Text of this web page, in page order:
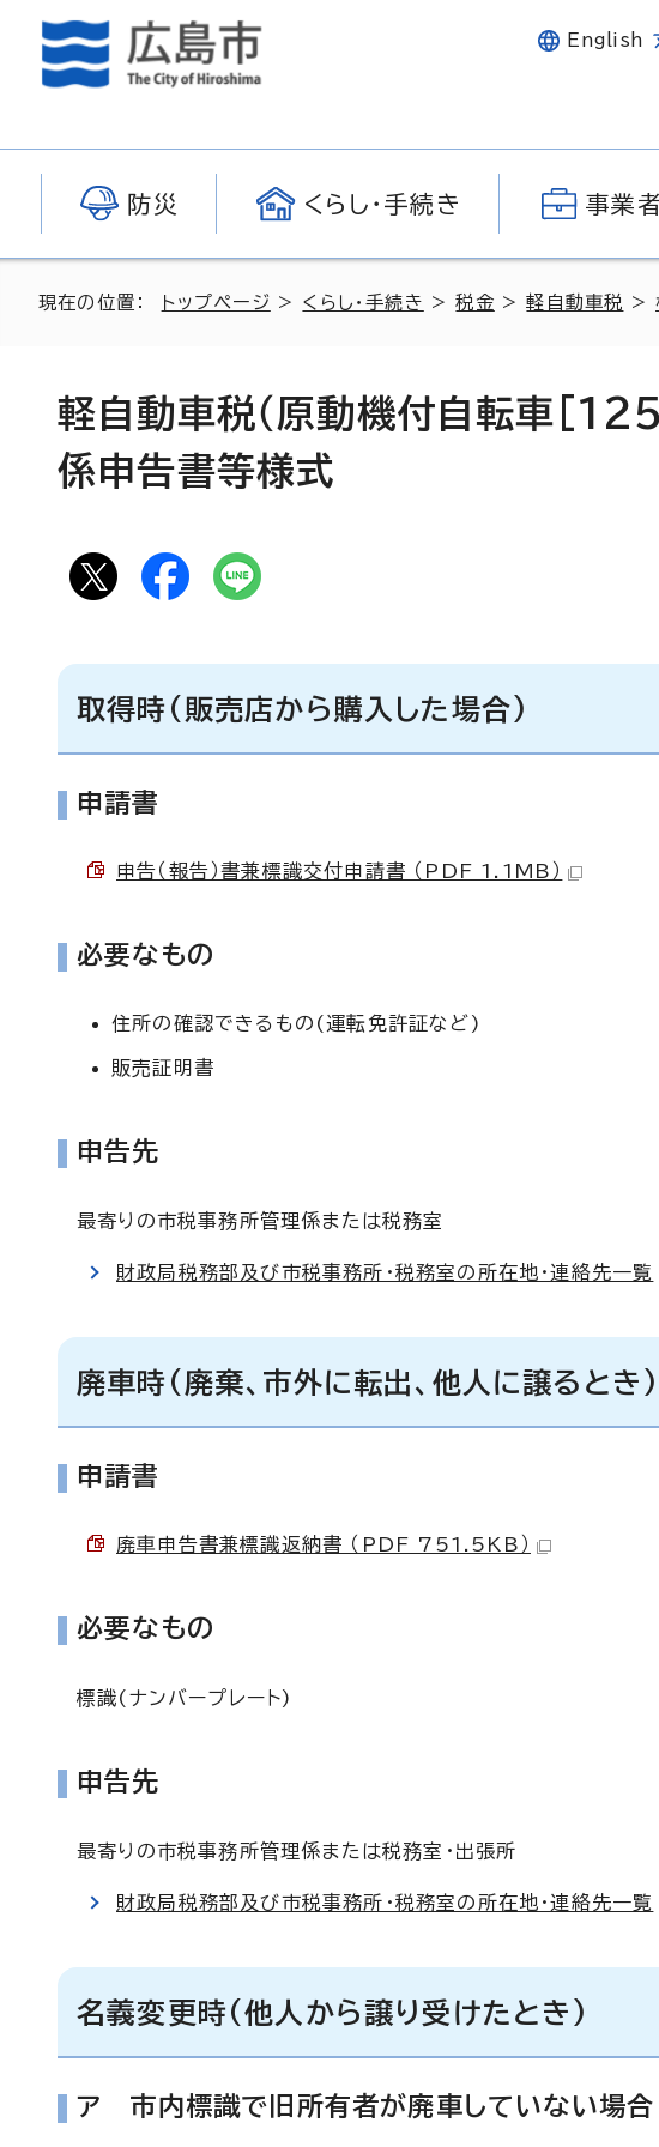
English
防災 くらし・手続き 事業
現在の位置： トップページ > くらし・手続き >税金 >軽自動車税 >
軽自動車税（原動機付自転車
係申告書等様式
取得時(販売店から購入した場合)
申請書
申告（報告）書兼標識交付申請書 （PDF 1.1MB）
必要なもの
住所の確認できるもの(運転免許証など)
販売証明書
申告先
最寄りの市税事務所管理係または税務室
財政局税務部及び市税事務所・税務室の所在地・連絡先一覧
廃車時(廃棄、市外に転出、他人に譲るとき)
申請書
廃車申告書兼標識返納書 （PDF 751.5KB）
必要なもの
標識(ナンバープレート)
申告先
最寄りの市税事務所管理係または税務室・出張所
財政局税務部及び市税事務所・税務室の所在地・連絡先一覧
名義変更時(他人から譲り受けたとき)
ア 市内標識で旧所有者が廃車していない場合